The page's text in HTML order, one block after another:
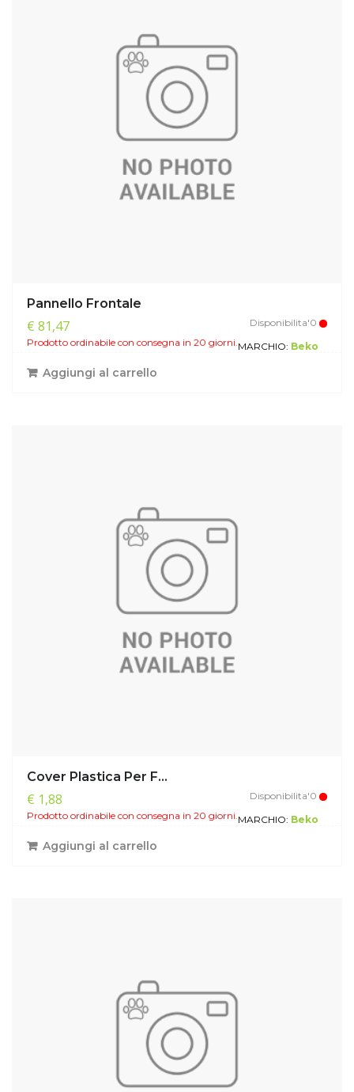
Pannello Frontale
€ 81,47
Disponibilita'0
Prodotto ordinabile con consegna in 20 giorni.MARCHIO: Beko
Aggiungi al carrello
Cover Plastica Per F...
€ 1,88
Disponibilita'0
Prodotto ordinabile con consegna in 20 giorni.MARCHIO: Beko
Aggiungi al carrello